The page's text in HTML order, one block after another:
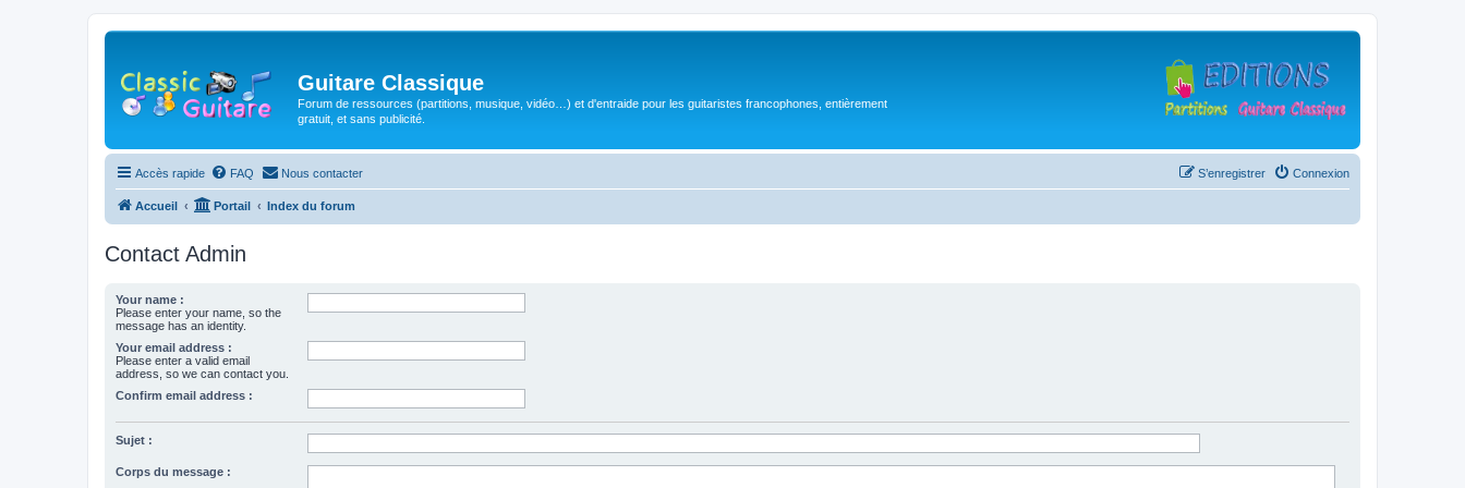
Guitare Classique
Forum de ressources (partitions, musique, vidéo…) et d'entraide pour les guitaristes francophones, entièrement
gratuit, et sans publicité.
Accès rapide FAQ Nous contacter Connexion
S’enregistrer
Accueil Portail Index du forum
Contact Admin
Your name :
Please enter your name, so the
message has an identity.
Your email address :
Please enter a valid email
address, so we can contact you.
Confirm email address :
Sujet :
Corps du message :